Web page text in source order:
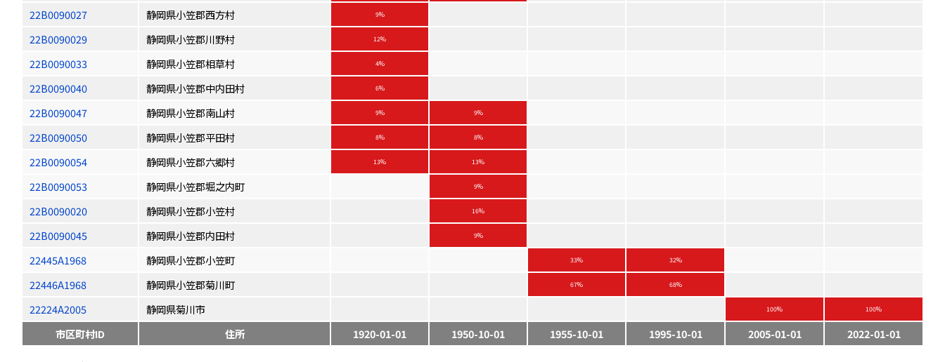
22B0090027 静岡県小笠郡西方村 9%
22B0090029 静岡県小笠郡川野村 12%
22B0090033 静岡県小笠郡相草村 4%
22B0090040 静岡県小笠郡中内田村 6%
22B0090047 静岡県小笠郡南山村 9% 9%
22B0090050 静岡県小笠郡平田村 8% 8%
22B0090054 静岡県小笠郡六郷村 13% 13%
22B0090053 静岡県小笠郡堀之内町 9%
22B0090020 静岡県小笠郡小笠村 16%
22B0090045 静岡県小笠郡内田村 9%
22445A1968 静岡県小笠郡小笠町 33% 32%
22446A1968 静岡県小笠郡菊川町 67% 68%
22224A2005 静岡県菊川市 100% 100%
市区町村ID 住所 1920-01-01 1950-10-01 1955-10-01 1995-10-01 2005-01-01 2022-01-01